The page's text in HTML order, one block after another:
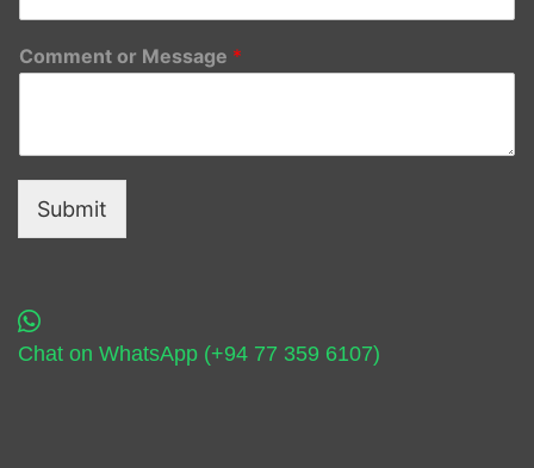
Comment or Message *
Submit
Chat on WhatsApp (+94 77 359 6107)